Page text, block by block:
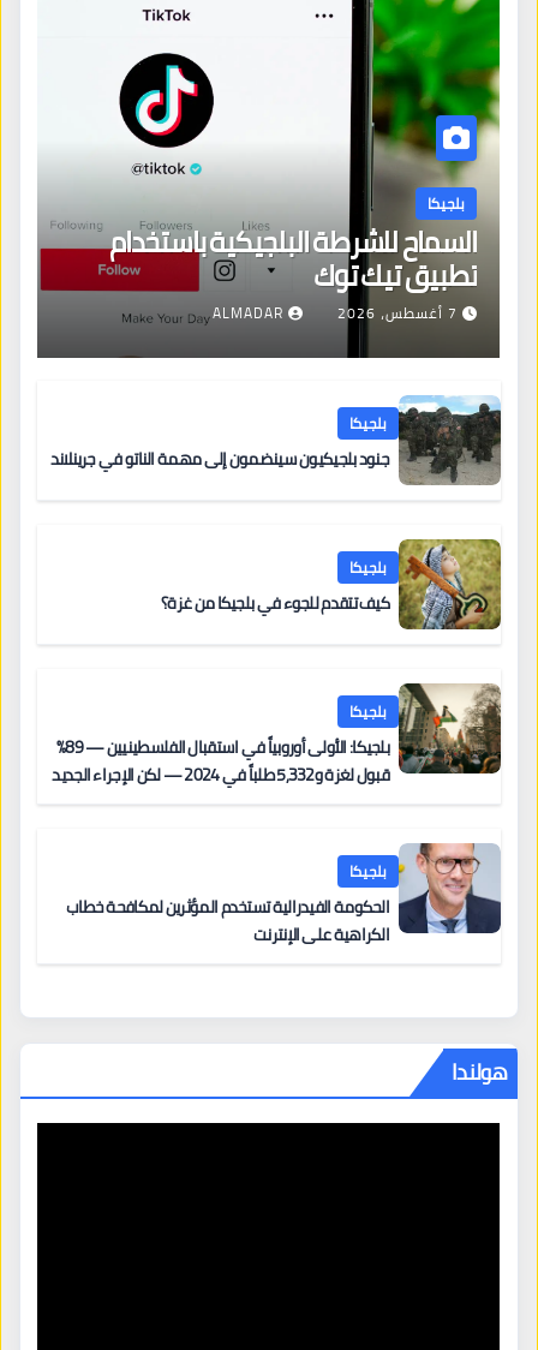
بلجيكا
السماح للشرطة البلجيكية باستخدام
تطبيق تيك توك
7 أغسطس، 2026 ALMADAR
بلجيكا
جنود بلجيكيون سينضمون إلى مهمة الناتو في جرينلاند
بلجيكا
كيف تتقدم للجوء في بلجيكا من غزة؟
بلجيكا
بلجيكا: الأولى أوروبياً في استقبال الفلسطينيين — 89%
قبول لغزة و5,332 طلباً في 2024 — لكن الإجراء الجديد
بلجيكا
الحكومة الفيدرالية تستخدم المؤثرين لمكافحة خطاب
الكراهية على الإنترنت
هولندا